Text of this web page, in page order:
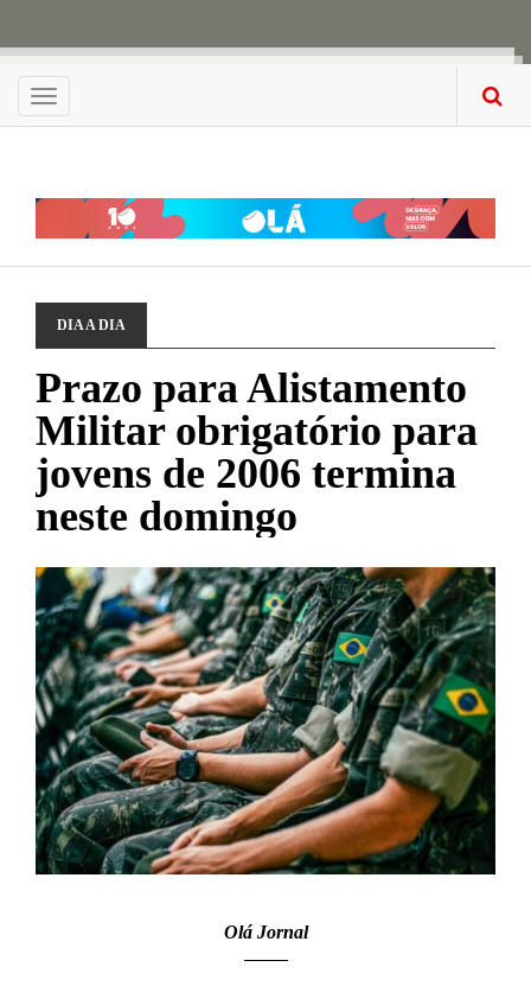
Menu
DIA A DIA
Prazo para Alistamento
Militar obrigatório para
jovens de 2006 termina
neste domingo
Olá Jornal